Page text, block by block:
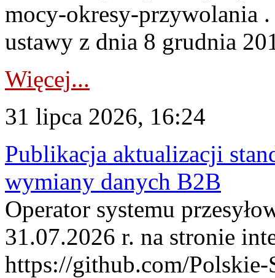
mocy-okresy-przywolania
ustawy z dnia 8 grudnia
Więcej...
31 lipca 2026, 16:24
Publikacja aktualizacji
wymiany danych B2B
Operator systemu
31.07.2026 r. na stronie
https://github.com/Polskie-